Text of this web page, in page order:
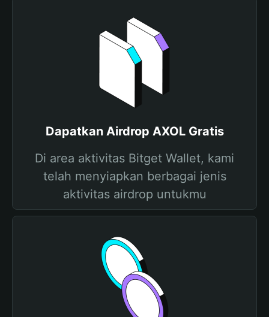
Dapatkan Airdrop AXOL Gratis
Di area aktivitas Bitget Wallet, kami
telah menyiapkan berbagai jenis
aktivitas airdrop untukmu